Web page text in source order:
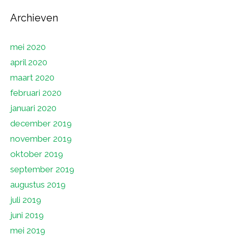
Archieven
mei 2020
april 2020
maart 2020
februari 2020
januari 2020
december 2019
november 2019
oktober 2019
september 2019
augustus 2019
juli 2019
juni 2019
mei 2019